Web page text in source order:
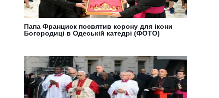
Папа Франциск посвятив корону для ікони
Богородиці в Одеській катедрі (ФОТО)